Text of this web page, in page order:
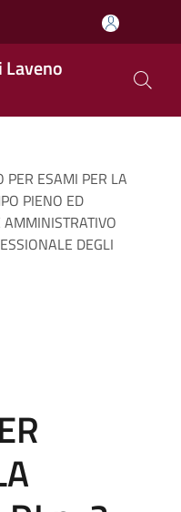
Laveno
PER ESAMI PER LA
PIENO ED
DEGLI